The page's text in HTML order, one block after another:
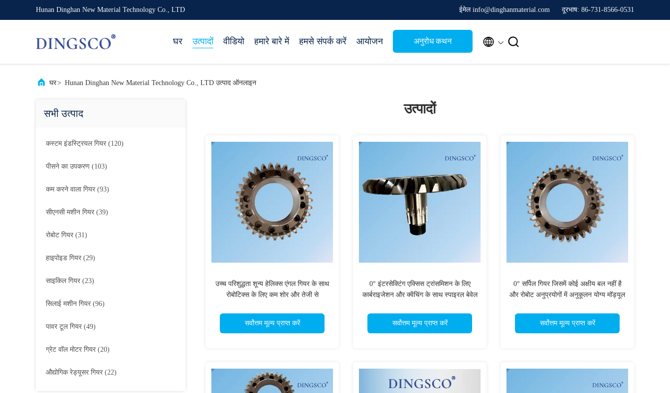
Hunan Dinghan New Material Technology Co., LTD ईमेल info@dinghanmaterial.com दूरभाष: 86-731-8566-0531
घर उत्पादों वीडियो हमारे बारे में हमसे संपर्क करें आयोजन अनुरोध कथन  
घर> Hunan Dinghan New Material Technology Co., LTD उत्पाद ऑनलाइन
सभी उत्पाद
कस्टम इंडस्ट्रियल गियर(120)
पीसने का उपकरण (103)
कम करने वाला गियर(93)
सीएनसी मशीन गियर(39)
रोबोट गियर(31)
हाइपोइड गियर(29)
साइकिल गियर(23)
सिलाई मशीन गियर(96)
पावर टूल गियर(49)
ग्रेट वॉल मोटर गियर(20)
औद्योगिक रेड्यूसर गियर(22)
उत्पादों
उच्च परिशुद्धता शून्य हेलिक्स एंगल गियर के साथ
रोबोटिक्स के लिए कम शोर और तेजी से
सर्वोत्तम मूल्य प्राप्त करें
0° इंटरसेक्टिंग एक्सिस ट्रांसमिशन के लिए
कार्बराइजेशन और क्वेंचिंग के साथ स्पाइरल बेवेल
सर्वोत्तम मूल्य प्राप्त करें
0° सर्पिल गियर जिसमें कोई अक्षीय बल नहीं है
और रोबोट अनुप्रयोगों में अनुकूलन योग्य मॉड्यूल
सर्वोत्तम मूल्य प्राप्त करें